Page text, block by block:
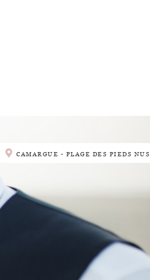
CAMARGUE - PLAGE DES PIEDS NUS